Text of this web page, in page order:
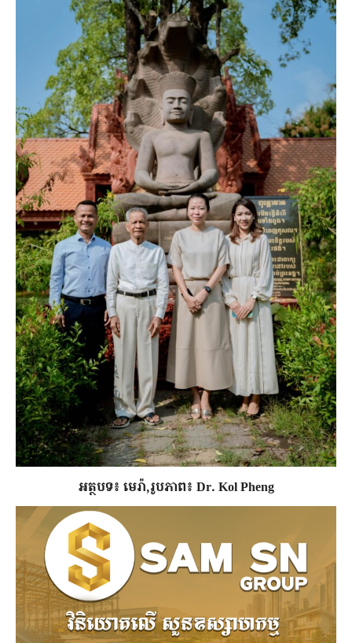
អត្ថបទ៖ មេរ៉ា,រូបភាព៖ Dr. Kol Pheng